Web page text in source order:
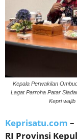
Kepala Perwakilan
Lagat Parroha Patar
Kepri
Keprisatu.com
RI Provinsi